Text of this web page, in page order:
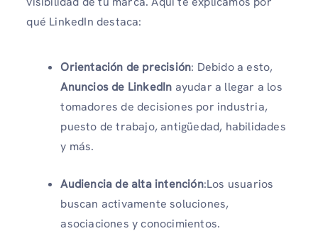
qué LinkedIn destaca:
Orientación de precisión: Debido a esto,
Anuncios de LinkedIn ayudar a llegar a los
tomadores de decisiones por industria,
puesto de trabajo, antigüedad, habilidades
y más.
Audiencia de alta intención:Los usuarios
buscan activamente soluciones,
asociaciones y conocimientos.